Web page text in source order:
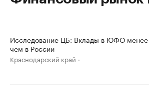
Исследование ЦБ: Вклады в ЮФО
чем в России
Краснодарский край